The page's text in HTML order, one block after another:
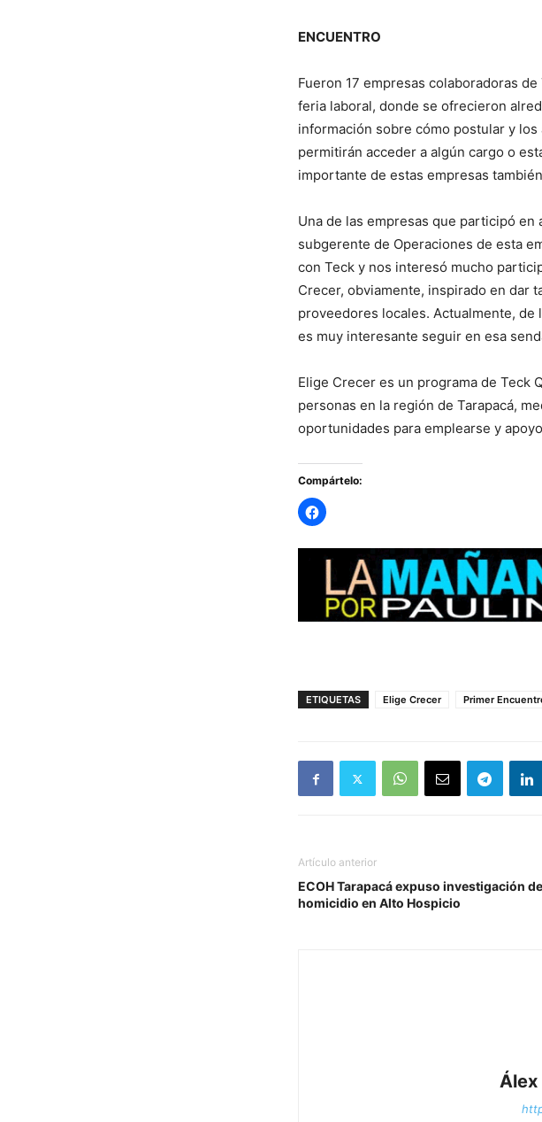
ENCUENTRO
Fueron 17 empresas colaboradoras
feria laboral, donde se ofrecieron
información sobre cómo postular y
permitirán acceder a algún cargo o
importante de estas empresas
Una de las empresas que participó en
subgerente de Operaciones de esta
con Teck y nos interesó mucho
Crecer, obviamente, inspirado en dar
proveedores locales. Actualmente, de
es muy interesante seguir en esa
Elige Crecer es un programa de Teck
personas en la región de Tarapacá,
oportunidades para emplearse y
Compártelo:
ETIQUETAS Elige Crecer Primer
Artículo anterior
ECOH Tarapacá expuso investigación
homicidio en Alto Hospicio
Álex